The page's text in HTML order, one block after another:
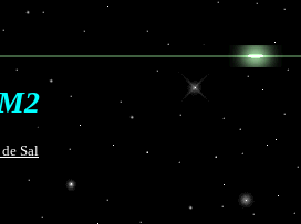
Sal